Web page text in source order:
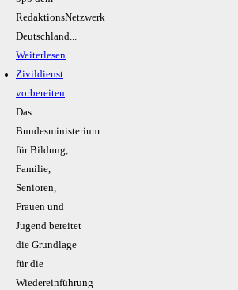
RedaktionsNetzwerk
Deutschland...
Weiterlesen
Zivildienst
vorbereiten
Das
Bundesministerium
für Bildung,
Familie,
Senioren,
Frauen und
Jugend bereitet
die Grundlage
für die
Wiedereinführung